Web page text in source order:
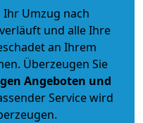
Umzug nach
und alle Ihre
an Ihrem
Überzeugen Sie
Angeboten und
Service wird